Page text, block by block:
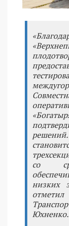
со
низких
Юхненко.